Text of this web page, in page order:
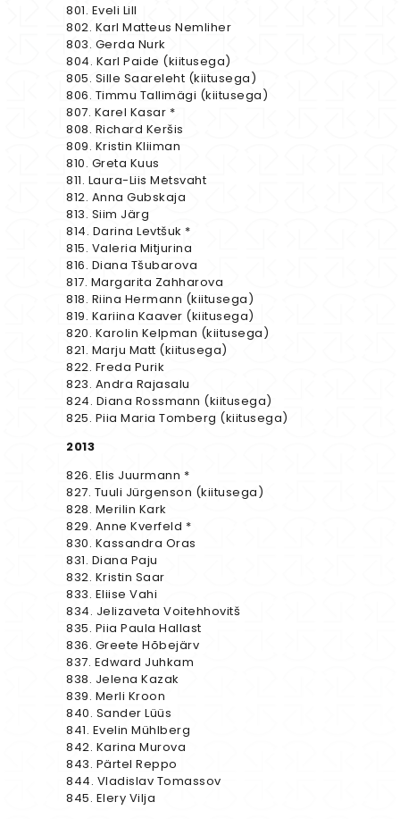
801. Eveli Lill
802. Karl Matteus Nemliher
803. Gerda Nurk
804. Karl Paide (kiitusega)
805. Sille Saareleht (kiitusega)
806. Timmu Tallimägi (kiitusega)
807. Karel Kasar *
808. Richard Keršis
809. Kristin Kliiman
810. Greta Kuus
811. Laura-Liis Metsvaht
812. Anna Gubskaja
813. Siim Järg
814. Darina Levtšuk *
815. Valeria Mitjurina
816. Diana Tšubarova
817. Margarita Zahharova
818. Riina Hermann (kiitusega)
819. Kariina Kaaver (kiitusega)
820. Karolin Kelpman (kiitusega)
821. Marju Matt (kiitusega)
822. Freda Purik
823. Andra Rajasalu
824. Diana Rossmann (kiitusega)
825. Piia Maria Tomberg (kiitusega)
2013
826. Elis Juurmann *
827. Tuuli Jürgenson (kiitusega)
828. Merilin Kark
829. Anne Kverfeld *
830. Kassandra Oras
831. Diana Paju
832. Kristin Saar
833. Eliise Vahi
834. Jelizaveta Voitehhovitš
835. Piia Paula Hallast
836. Greete Hõbejärv
837. Edward Juhkam
838. Jelena Kazak
839. Merli Kroon
840. Sander Lüüs
841. Evelin Mühlberg
842. Karina Murova
843. Pärtel Reppo
844. Vladislav Tomassov
845. Elery Vilja